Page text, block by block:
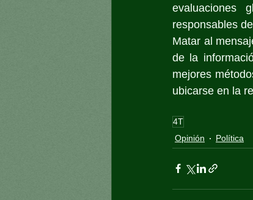
evaluaciones
responsables
Matar al
de la
mejores
ubicarse en la
4T
Opinión
Política